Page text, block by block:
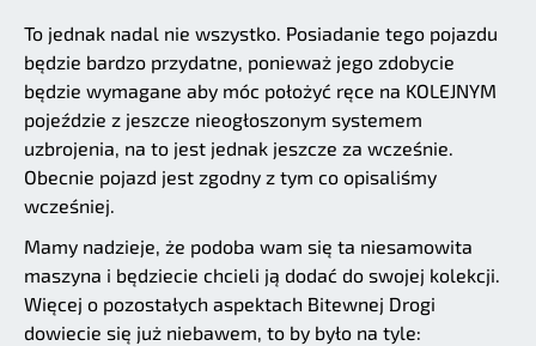
To jednak nadal nie wszystko. Posiadanie tego pojazdu
będzie bardzo przydatne, ponieważ jego zdobycie
będzie wymagane aby móc położyć ręce na KOLEJNYM
pojeździe z jeszcze nieogłoszonym systemem
uzbrojenia, na to jest jednak jeszcze za wcześnie.
Obecnie pojazd jest zgodny z tym co opisaliśmy
wcześniej.
Mamy nadzieje, że podoba wam się ta niesamowita
maszyna i będziecie chcieli ją dodać do swojej kolekcji.
Więcej o pozostałych aspektach Bitewnej Drogi
dowiecie się już niebawem, to by było na tyle: